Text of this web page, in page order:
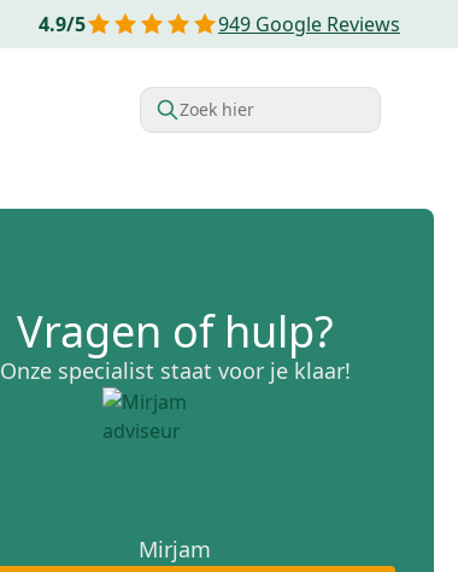
4.9/5 949 Google Reviews
Zoek hier
Vragen of hulp?
Onze specialist staat voor je klaar!
Mirjam